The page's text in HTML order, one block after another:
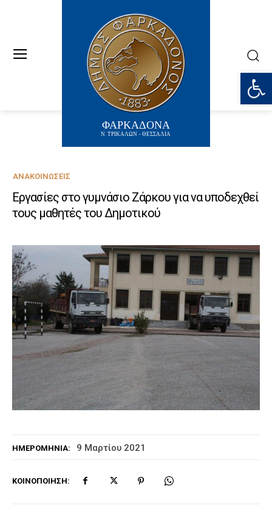
ΦΑΡΚΑΔΟΝΑ
Ν. ΤΡΙΚΑΛΩΝ - ΘΕΣΣΑΛΙΑ
ΗΜΕΡΟΜΗΝΊΑ: 9 Μαρτίου 2021
ΚΟΙΝΟΠΟΊΗΣΗ:
ΑΝΑΚΟΙΝΏΣΕΙΣ
Εργασίες στο γυμνάσιο Ζάρκου για να υποδεχθεί
τους μαθητές του Δημοτικού